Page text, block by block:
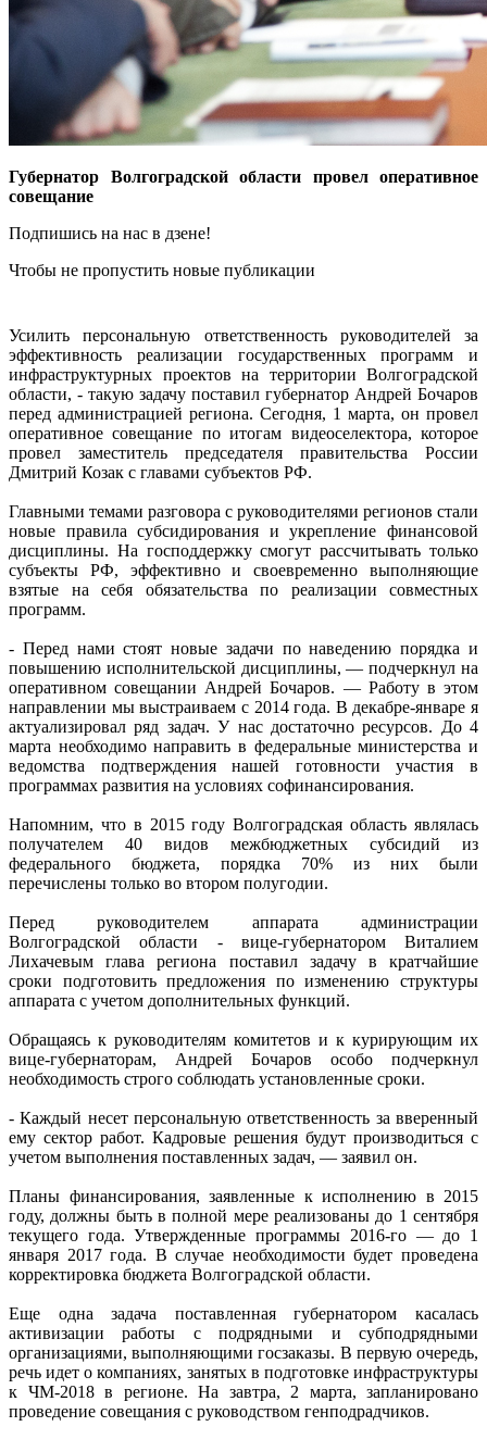
Губернатор Волгоградской области провел оперативное
совещание
Подпишись на нас в дзене!
Чтобы не пропустить новые публикации
Усилить персональную ответственность руководителей за
эффективность реализации государственных программ и
инфраструктурных проектов на территории Волгоградской
области, - такую задачу поставил губернатор Андрей Бочаров
перед администрацией региона. Сегодня, 1 марта, он провел
оперативное совещание по итогам видеоселектора, которое
провел заместитель председателя правительства России
Дмитрий Козак с главами субъектов РФ.
Главными темами разговора с руководителями регионов стали
новые правила субсидирования и укрепление финансовой
дисциплины. На господдержку смогут рассчитывать только
субъекты РФ, эффективно и своевременно выполняющие
взятые на себя обязательства по реализации совместных
программ.
- Перед нами стоят новые задачи по наведению порядка и
повышению исполнительской дисциплины, — подчеркнул на
оперативном совещании Андрей Бочаров. — Работу в этом
направлении мы выстраиваем с 2014 года. В декабре-январе я
актуализировал ряд задач. У нас достаточно ресурсов. До 4
марта необходимо направить в федеральные министерства и
ведомства подтверждения нашей готовности участия в
программах развития на условиях софинансирования.
Напомним, что в 2015 году Волгоградская область являлась
получателем 40 видов межбюджетных субсидий из
федерального бюджета, порядка 70% из них были
перечислены только во втором полугодии.
Перед руководителем аппарата администрации
Волгоградской области - вице-губернатором Виталием
Лихачевым глава региона поставил задачу в кратчайшие
сроки подготовить предложения по изменению структуры
аппарата с учетом дополнительных функций.
Обращаясь к руководителям комитетов и к курирующим их
вице-губернаторам, Андрей Бочаров особо подчеркнул
необходимость строго соблюдать установленные сроки.
- Каждый несет персональную ответственность за вверенный
ему сектор работ. Кадровые решения будут производиться с
учетом выполнения поставленных задач, — заявил он.
Планы финансирования, заявленные к исполнению в 2015
году, должны быть в полной мере реализованы до 1 сентября
текущего года. Утвержденные программы 2016-го — до 1
января 2017 года. В случае необходимости будет проведена
корректировка бюджета Волгоградской области.
Еще одна задача поставленная губернатором касалась
активизации работы с подрядными и субподрядными
организациями, выполняющими госзаказы. В первую очередь,
речь идет о компаниях, занятых в подготовке инфраструктуры
к ЧМ-2018 в регионе. На завтра, 2 марта, запланировано
проведение совещания с руководством генподрадчиков.